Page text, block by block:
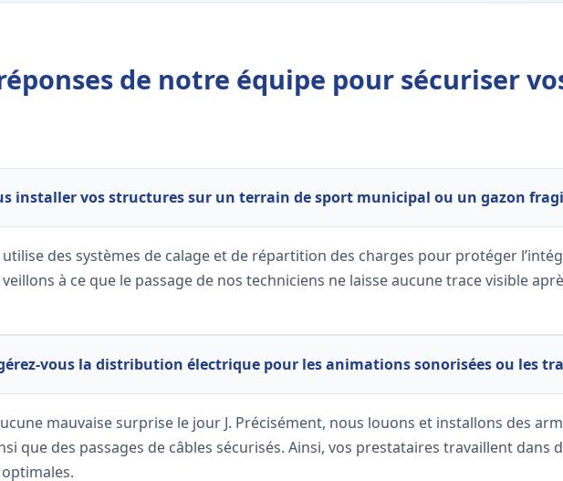
réponses de notre équipe pour sécuriser
installer vos structures sur un terrain de sport municipal ou un gazon
utilise des systèmes de calage et de répartition des charges pour protéger
à ce que le passage de nos techniciens ne laisse aucune trace visible
vous la distribution électrique pour les animations sonorisées ou les
mauvaise surprise le jour J. Précisément, nous louons et installons des
que des passages de câbles sécurisés. Ainsi, vos prestataires travaillent dans